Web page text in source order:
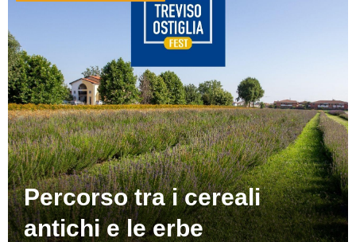
Percorso tra i cereali
antichi e le erbe